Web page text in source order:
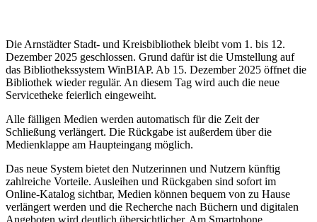
Die Arnstädter Stadt- und Kreisbibliothek bleibt vom 1. bis 12.
Dezember 2025 geschlossen. Grund dafür ist die Umstellung auf
das Bibliothekssystem WinBIAP. Ab​ 15. Dezember 2025 öffnet die
Bibliothek wieder regulär. An diesem Tag wird auch die neue
Servicetheke feierlich eingeweiht.
Alle fälligen Medien werden automatisch für die Zeit der
Schließung verlängert. Die Rückgabe ist außerdem über die
Medienklappe am Haupteingang möglich.
Das neue System bietet den Nutzerinnen und Nutzern künftig
zahlreiche Vorteile. Ausleihen und Rückgaben sind sofort im
Online-Katalog sichtbar, Medien können bequem von zu Hause
verlängert werden und die Recherche nach Büchern und digitalen
Angeboten wird deutlich übersichtlicher. Am Smartphone